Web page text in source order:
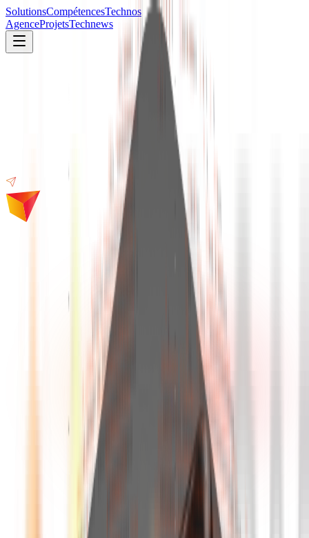
SolutionsCompétencesTechnos
AgenceProjetsTechnews